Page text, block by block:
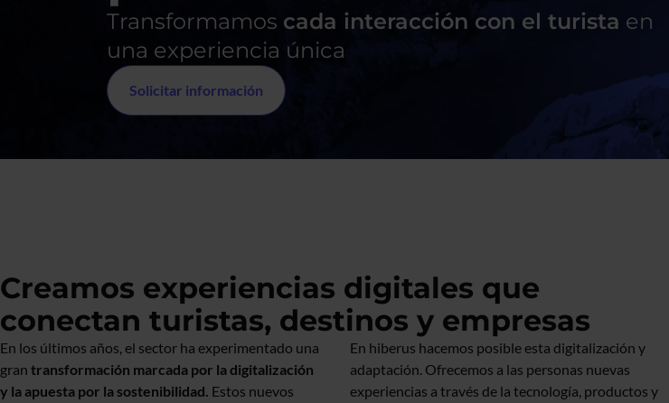
Transformamos cada interacción con el turista en
una experiencia única
Solicitar información
Creamos experiencias digitales que
conectan turistas, destinos y empresas
En los últimos años, el sector ha experimentado una
gran transformación marcada por la digitalización
y la apuesta por la sostenibilidad. Estos nuevos
En hiberus hacemos posible esta digitalización y
adaptación. Ofrecemos a las personas nuevas
experiencias a través de la tecnología, productos y